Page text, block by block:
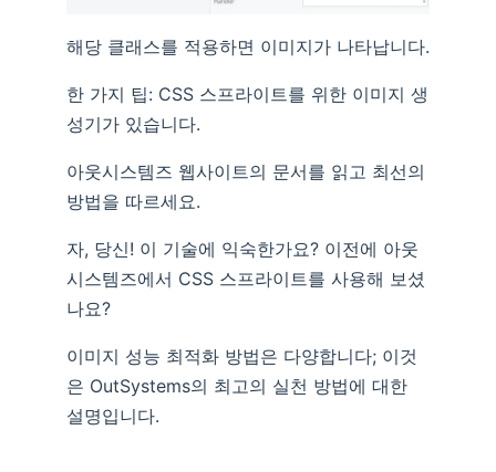
해당 클래스를 적용하면 이미지가 나타납니다.
한 가지 팁: CSS 스프라이트를 위한 이미지 생
성기가 있습니다.
아웃시스템즈 웹사이트의 문서를 읽고 최선의
방법을 따르세요.
자, 당신! 이 기술에 익숙한가요? 이전에 아웃
시스템즈에서 CSS 스프라이트를 사용해 보셨
나요?
이미지 성능 최적화 방법은 다양합니다; 이것
은 OutSystems의 최고의 실천 방법에 대한
설명입니다.